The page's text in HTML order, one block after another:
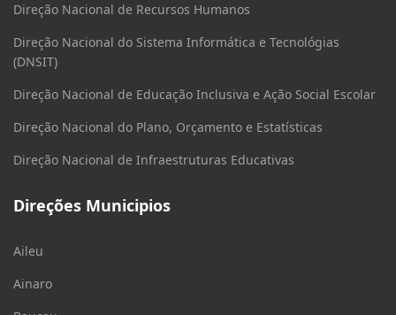
Direção Nacional de Recursos Humanos
Direção Nacional do Sistema Informática e Tecnológias
(DNSIT)
Direção Nacional de Educação Inclusiva e Ação Social Escolar
Direção Nacional do Plano, Orçamento e Estatísticas
Direção Nacional de Infraestruturas Educativas
Direções Municipios
Aileu
Ainaro